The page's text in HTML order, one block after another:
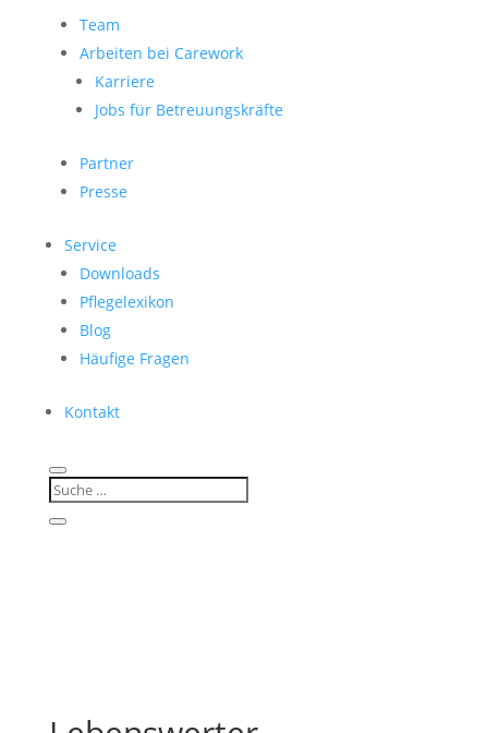
Team
Arbeiten bei Carework
Karriere
Jobs für Betreuungskräfte
Partner
Presse
Service
Downloads
Pflegelexikon
Blog
Häufige Fragen
Kontakt